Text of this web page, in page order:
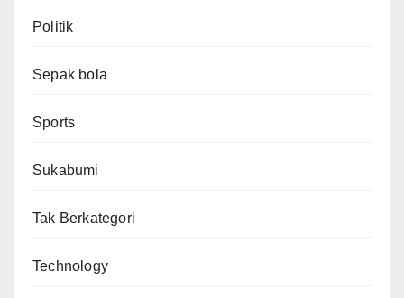
Politik
Sepak bola
Sports
Sukabumi
Tak Berkategori
Technology